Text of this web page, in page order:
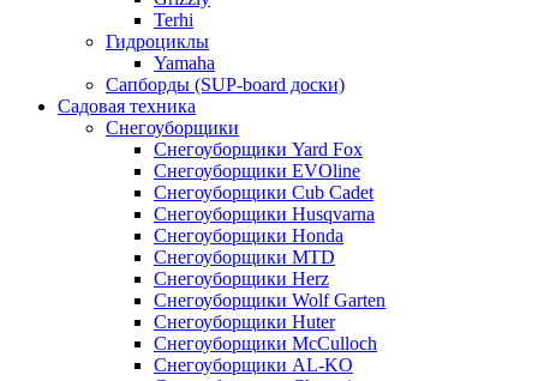
Terhi
Гидроциклы
Yamaha
Сапборды (SUP-board доски)
Садовая техника
Снегоуборщики
Снегоуборщики Yard Fox
Снегоуборщики EVOline
Снегоуборщики Cub Cadet
Снегоуборщики Husqvarna
Снегоуборщики Honda
Снегоуборщики MTD
Снегоуборщики Herz
Снегоуборщики Wolf Garten
Снегоуборщики Huter
Снегоуборщики McCulloch
Снегоуборщики AL-KO